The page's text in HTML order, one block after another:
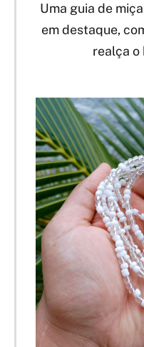
Uma guia de
em destaque,
realça o